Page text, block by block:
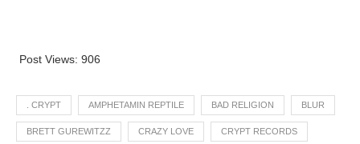
Post Views: 906
. CRYPT AMPHETAMIN REPTILE BAD RELIGION BLUR
BRETT GUREWITZZ CRAZY LOVE CRYPT RECORDS